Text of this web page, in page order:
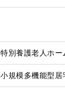
特別養護老人ホー
小規模多機能型居